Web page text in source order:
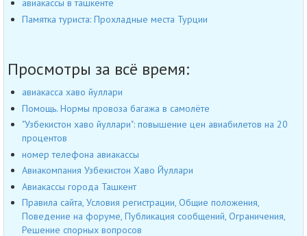
авиакассы в ташкенте
Памятка туриста: Прохладные места Турции
Просмотры за всё время:
авиакасса хаво йуллари
Помощь. Нормы провоза багажа в самолёте
"Узбекистон хаво йуллари": повышение цен авиабилетов на 20
процентов
номер телефона авиакассы
Авиакомпания Узбекистон Хаво Йуллари
Авиакассы города Ташкент
Правила сайта, Условия регистрации, Общие положения,
Поведение на форуме, Публикация сообщений, Ограничения,
Решение спорных вопросов